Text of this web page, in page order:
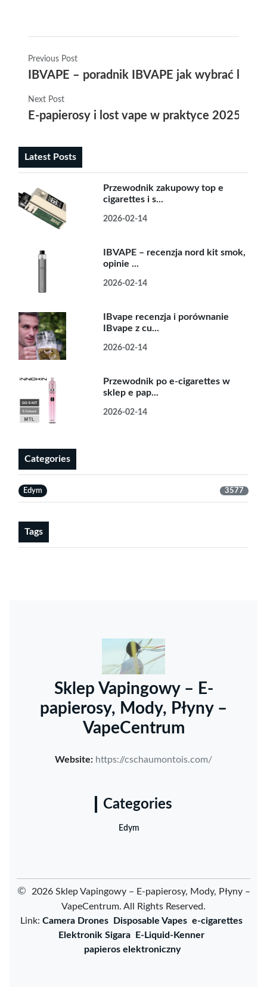
Previous Post
IBVAPE – poradnik IBVAPE jak wybrać
Next Post
E-papierosy i lost vape w praktyce 2025 —
Latest Posts
Przewodnik zakupowy top e
cigarettes i s...
2026-02-14
IBVAPE – recenzja nord kit smok,
opinie ...
2026-02-14
IBvape recenzja i porównanie
IBvape z cu...
2026-02-14
Przewodnik po e-cigarettes w
sklep e pap...
2026-02-14
Categories
Edym 3577
Tags
Sklep Vapingowy – E-
papierosy, Mody, Płyny –
VapeCentrum
Website: https://cschaumontois.com/
Categories
Edym
©
2026 Sklep Vapingowy – E-papierosy, Mody, Płyny –
VapeCentrum. All Rights Reserved.
Link: Camera Drones Disposable Vapes e-cigarettes
Elektronik Sigara
E-Liquid-Kenner
papieros elektroniczny